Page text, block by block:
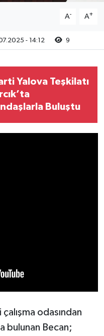
A- A+
- 14:12 9
Yalova Teşkilatı
Buluştu
odasından
bulunan Becan;